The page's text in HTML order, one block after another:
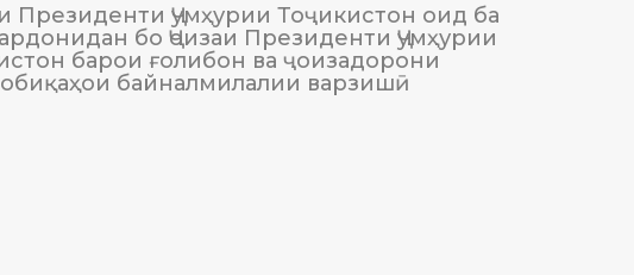
Президенти Ҷумҳурии Тоҷикистон оид ба
бо Ҷоизаи Президенти Ҷумҳурии
барои ғолибон ва ҷоизадорони
байналмилалии варзишӣ